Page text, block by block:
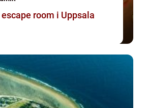
room i Uppsala